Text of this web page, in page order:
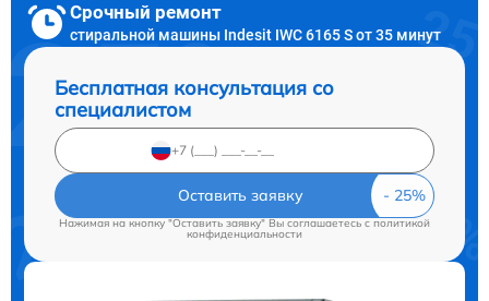
Срочный ремонт
стиральной машины Indesit IWC 6165 S от 35 минут
Бесплатная консультация со
специалистом
Оставить заявку
Нажимая на кнопку "Оставить заявку" Вы соглашаетесь cполитикой
конфиденциальности